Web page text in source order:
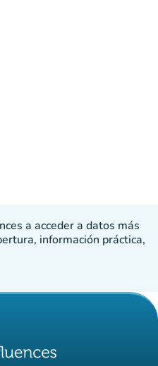
a acceder a datos más
información práctica,